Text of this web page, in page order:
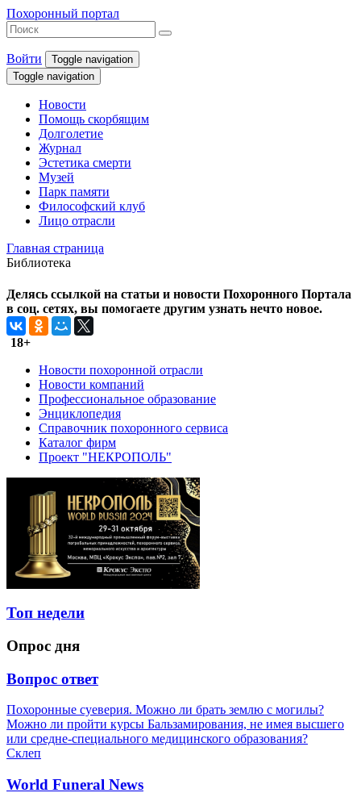
Похоронный портал
Войти
Toggle navigation
Toggle navigation
Новости
Помощь скорбящим
Долголетие
Журнал
Эстетика смерти
Музей
Парк памяти
Философский клуб
Лицо отрасли
Главная страница
Библиотека
Делясь ссылкой на статьи и новости Похоронного Портала
в соц. сетях, вы помогаете другим узнать нечто новое.
18+
Новости похоронной отрасли
Новости компаний
Профессиональное образование
Энциклопедия
Справочник похоронного сервиса
Каталог фирм
Проект "НЕКРОПОЛЬ"
Топ недели
Опрос дня
Вопрос ответ
Похоронные суеверия. Можно ли брать землю с могилы?
Можно ли пройти курсы Бальзамирования, не имея высшего
или средне-специального медицинского образования?
Склеп
World Funeral News